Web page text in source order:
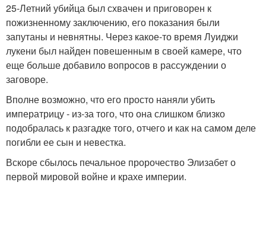
25-Летний убийца был схвачен и приговорен к
пожизненному заключению, его показания были
запутаны и невнятны. Через какое-то время Луиджи
лукени был найден повешенным в своей камере, что
еще больше добавило вопросов в рассуждении о
заговоре.
Вполне возможно, что его просто наняли убить
императрицу - из-за того, что она слишком близко
подобралась к разгадке того, отчего и как на самом деле
погибли ее сын и невестка.
Вскоре сбылось печальное пророчество Элизабет о
первой мировой войне и крахе империи.